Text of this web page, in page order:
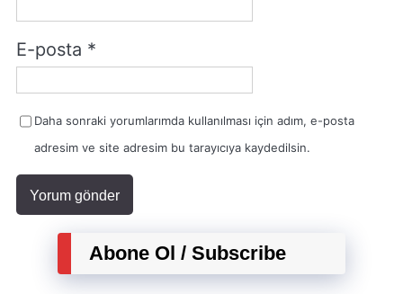
E-posta *
Daha sonraki yorumlarımda kullanılması için adım, e-posta
adresim ve site adresim bu tarayıcıya kaydedilsin.
Abone Ol / Subscribe